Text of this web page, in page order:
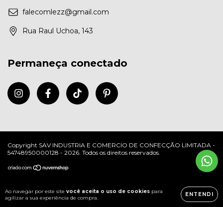
Ao navegar por este site você aceita o uso de cookies para
agilizar a sua experiência de compra.
ENTENDI
falecomlezz@gmail.com
Rua Raul Uchoa, 143
Permaneça conectado
Copyright SAV INDUSTRIA E COMERCIO DE CONFECÇÃO LIMITADA -
54748950000128 - 2026. Todos os direitos reservados.